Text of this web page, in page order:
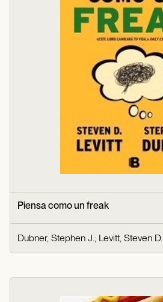
Piensa como un freak
Dubner, Stephen J.; Levitt, Steven D.